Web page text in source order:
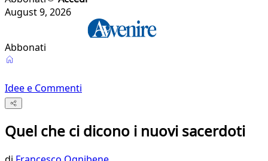
August 9, 2026
Abbonati
Idee e Commenti
Quel che ci dicono i nuovi sacerdoti